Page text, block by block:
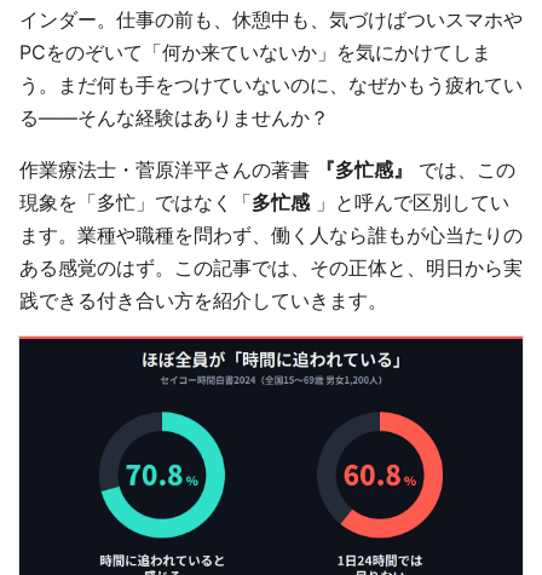
インダー。仕事の前も、休憩中も、気づけばついスマホや
PCをのぞいて「何か来ていないか」を気にかけてしま
う。まだ何も手をつけていないのに、なぜかもう疲れてい
る——そんな経験はありませんか？
作業療法士・菅原洋平さんの著書 『多忙感』
では、この
現象を「多忙」ではなく「多忙感」と呼んで区別してい
ます。業種や職種を問わず、働く人なら誰もが心当たりの
ある感覚のはず。この記事では、その正体と、明日から実
践できる付き合い方を紹介していきます。